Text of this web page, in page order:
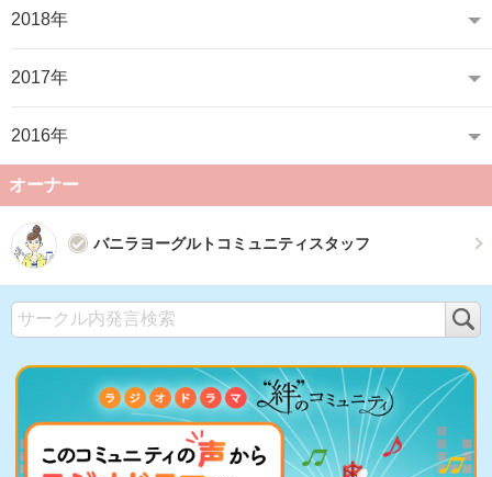
2018年
2017年
2016年
オーナー
バニラヨーグルトコミュニティスタッフ
索